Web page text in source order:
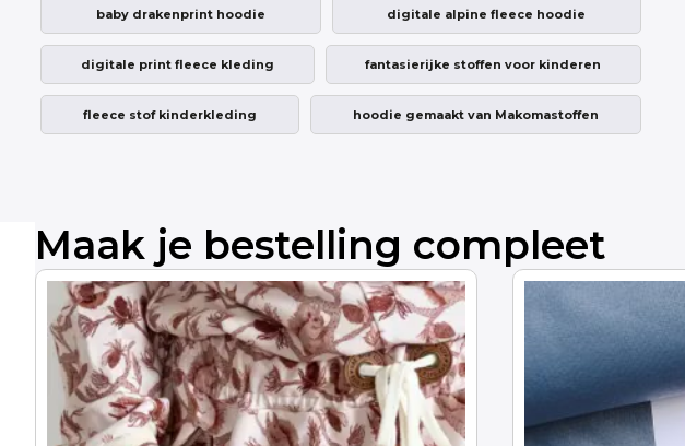
baby drakenprint hoodie digitale alpine fleece hoodie
digitale print fleece kleding fantasierijke stoffen voor kinderen
fleece stof kinderkleding hoodie gemaakt van Makomastoffen
Maak je bestelling compleet